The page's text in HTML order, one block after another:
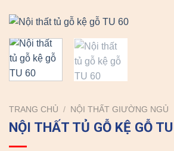
TRANG CHỦ / NỘI THẤT GIƯỜNG NGỦ
NỘI THẤT TỦ GỖ KỆ GỖ